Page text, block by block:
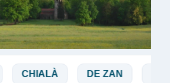
CHIALÀ DE ZAN